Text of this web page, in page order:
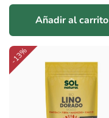
Añadir al carrito
-13%